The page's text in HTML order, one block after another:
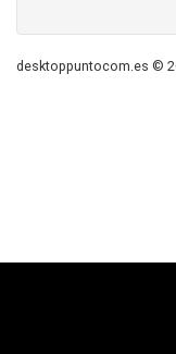
desktoppuntocom.es ©